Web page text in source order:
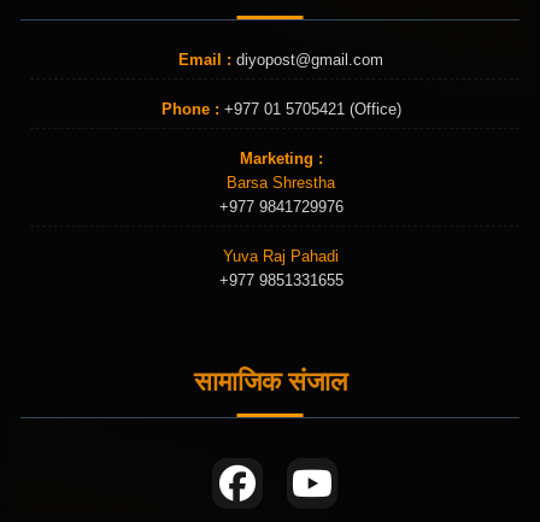
Email : diyopost@gmail.com
Phone : +977 01 5705421 (Office)
Marketing :
Barsa Shrestha
+977 9841729976
Yuva Raj Pahadi
+977 9851331655
सामाजिक संजाल